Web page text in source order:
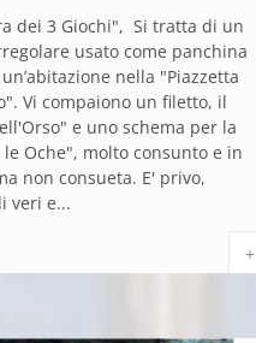
dei 3 Giochi", Si tratta di un
usato come panchina
nella "Piazzetta
Vi compaiono un filetto, il
e uno schema per la
le Oche", molto consunto e in
non consueta. E' privo,
veri e...
+